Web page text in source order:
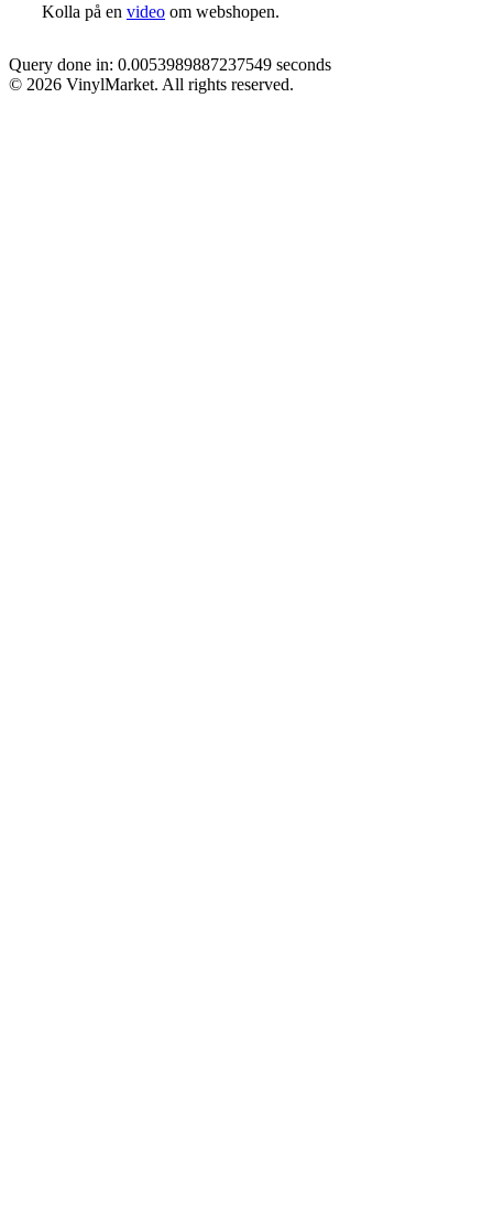
Kolla på en video om webshopen.
Query done in: 0.0053989887237549 seconds
© 2026 VinylMarket. All rights reserved.